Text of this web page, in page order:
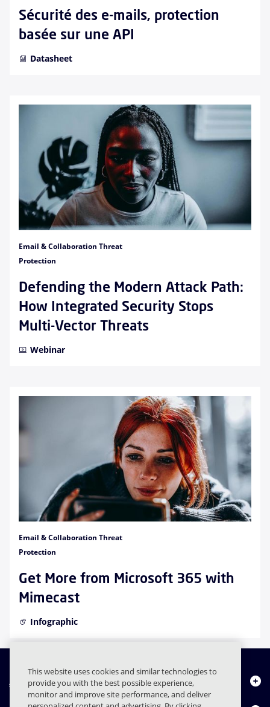
Sécurité des e-mails, protection
basée sur une API
Datasheet
Email & Collaboration Threat
Protection
Defending the Modern Attack Path:
How Integrated Security Stops
Multi-Vector Threats
Webinar
Email & Collaboration Threat
Protection
Get More from Microsoft 365 with
Mimecast
Infographic
À propos de nous
This website uses cookies and similar technologies to
provide you with the best possible experience,
monitor and improve site performance, and deliver